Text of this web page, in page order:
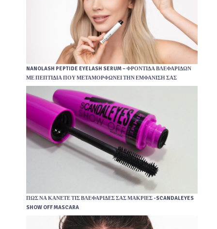
NANOLASH PEPTIDE EYELASH SERUM – ΦΡΟΝΤΊΔΑ ΒΛΕΦΑΡΊΔΩΝ
ΜΕ ΠΕΠΤΊΔΙΑ ΠΟΥ ΜΕΤΑΜΟΡΦΏΝΕΙ ΤΗΝ ΕΜΦΆΝΙΣΉ ΣΑΣ
ΠΏΣ ΝΑ ΚΆΝΕΤΕ ΤΙΣ ΒΛΕΦΑΡΊΔΕΣ ΣΑΣ ΜΑΚΡΙΈΣ -SCANDALEYES
SHOW OFF MASCARA